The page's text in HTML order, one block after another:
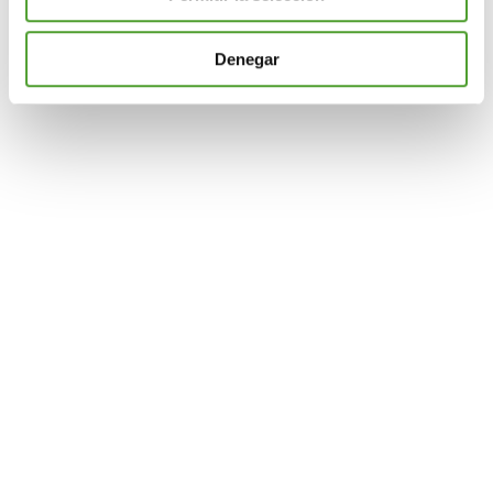
sociales y analizar el tráfico. Además, compartimos
información sobre el uso que haga del sitio web con
web, quienes pueden combinarla con otra información
Denegar